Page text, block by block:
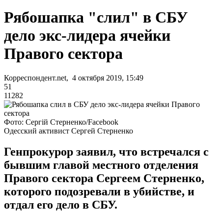
Рябошапка "слил" в СБУ
дело экс-лидера ячейки
Правого сектора
Корреспондент.net, 4 октября 2019, 15:49
51
11282
Фото: Сергій Стерненко/Facebook
Одесский активист Сергей Стерненко
Генпрокурор заявил, что встречался с
бывшим главой местного отделения
Правого сектора Сергеем Стерненко,
которого подозревали в убийстве, и
отдал его дело в СБУ.